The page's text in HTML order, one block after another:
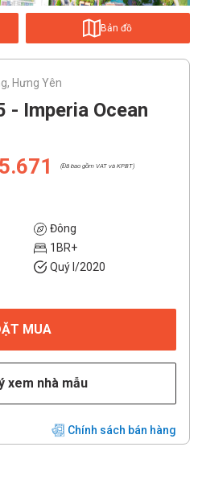
Bản đồ
Hưng Yên
- Imperia Ocean
(Đã bao gồm VAT và KPBT)
Đông
1BR+
Quý I/2020
MUA
xem nhà mẫu
Chính sách bán hàng